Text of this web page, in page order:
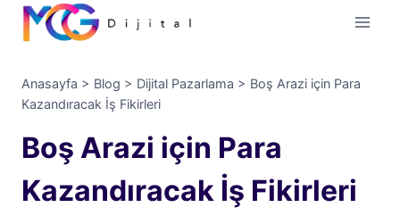
İçeriğe
geç
Anasayfa > Blog > Dijital Pazarlama > Boş Arazi için Para
Kazandıracak İş Fikirleri
Boş Arazi için Para
Kazandıracak İş Fikirleri